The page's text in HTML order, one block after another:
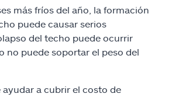
más fríos del año, la formación
puede causar serios
del techo puede ocurrir
no puede soportar el peso del
ayudar a cubrir el costo de